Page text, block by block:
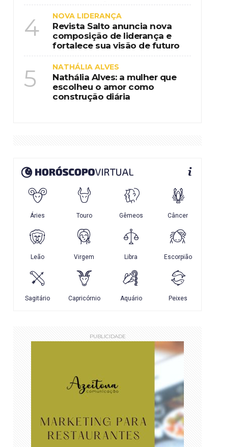
4 NOVA LIDERANÇA
Revista Salto anuncia nova
composição de liderança e
fortalece sua visão de futuro
5 NATHÁLIA ALVES
Nathália Alves: a mulher que
escolheu o amor como
construção diária
PUBLICIDADE